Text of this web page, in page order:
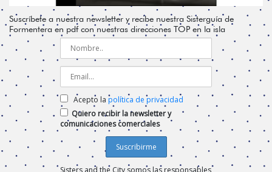
Suscríbete a nuestra newsletter y recibe nuestra Sisterguía de
Formentera en pdf con nuestras direcciones TOP en la isla
Acepto la política de privacidad
Quiero recibir la newsletter y
comunicaciones comerciales